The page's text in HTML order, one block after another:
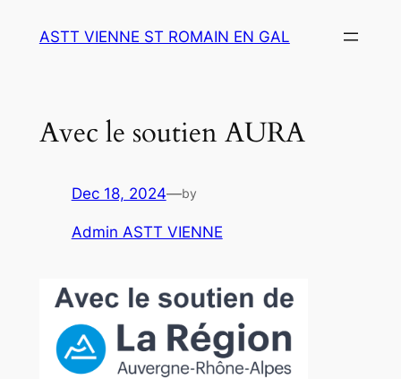
ASTT VIENNE ST ROMAIN EN GAL
Avec le soutien AURA
Dec 18, 2024—by
Admin ASTT VIENNE